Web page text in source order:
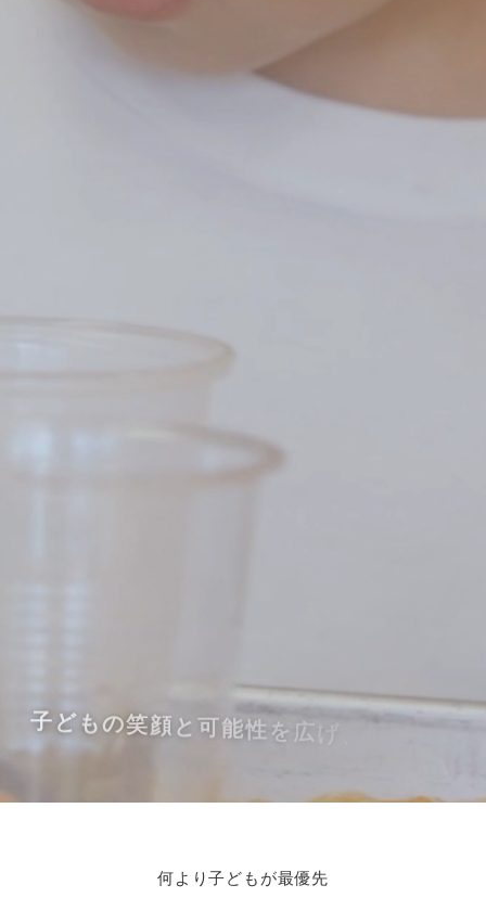
子 ど も の笑顔 と 可能性を 広げ
何より子どもが最優先